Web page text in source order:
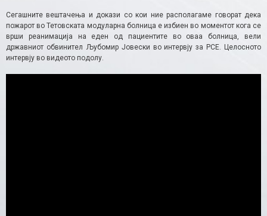
Сегашните вештачења и докази со кои ние располагаме говорат дека
пожарот во Тетовската модуларна болница е избиен во моментот кога се
врши реанимација на еден од пациентите во оваа болница, вели
државниот обвинител Љубомир Јовески во интервју за РСЕ. Целосното
интервју во видеото подолу.